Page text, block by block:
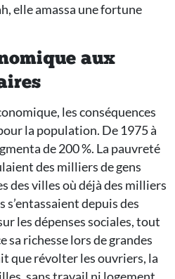
elle amassa une fortune
aux
les conséquences
la population. De 1975 à
de 200 %. La pauvreté
des milliers de gens
des villes où déjà des milliers
s’entassaient depuis des
les dépenses sociales, tout
sa richesse lors de grandes
que révolter les ouvriers, la